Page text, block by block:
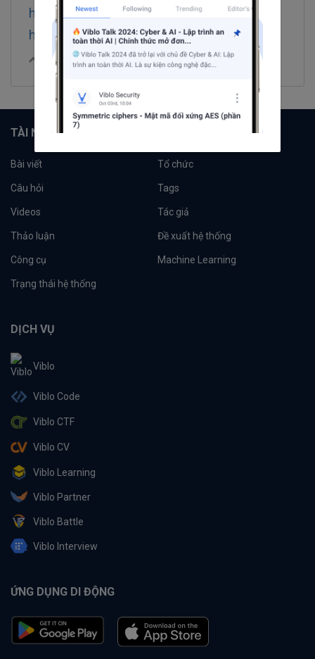
https://www.behance.net/sbtyautos1
https://www.tumblr.com/sbtyautos1
Trả lời Chia sẻ
TÀI NGUYÊN
Bài viết Tổ chức
Câu hỏi Tags
Videos Tác giả
Thảo luận Đề xuất hệ thống
Công cụ Machine Learning
Trạng thái hệ thống
DỊCH VỤ
Viblo
Viblo Code
Viblo CTF
Viblo CV
Viblo Learning
Viblo Partner
Viblo Battle
Viblo Interview
ỨNG DỤNG DI ĐỘNG